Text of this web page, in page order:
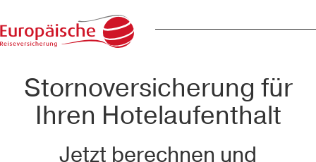
Stornoversicherung für
Ihren Hotelaufenthalt
Jetzt berechnen und